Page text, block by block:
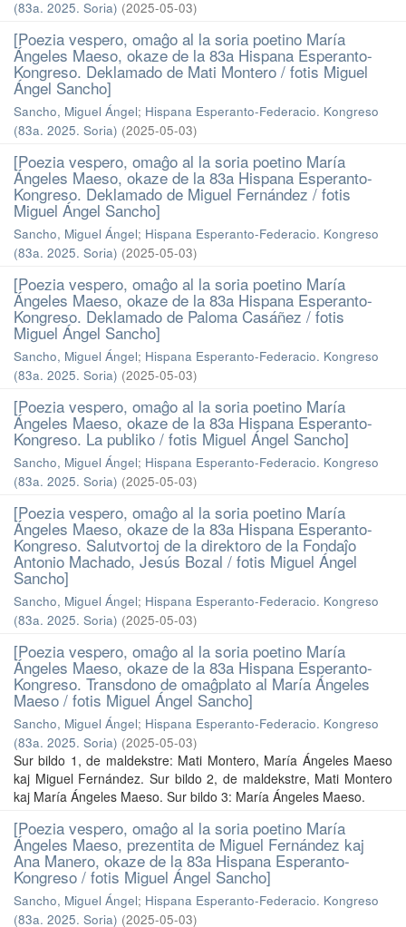
(83a. 2025. Soria) (2025-05-03)
[Poezia vespero, omaĝo al la soria poetino María
Ángeles Maeso, okaze de la 83a Hispana Esperanto-
Kongreso. Deklamado de Mati Montero / fotis Miguel
Ángel Sancho]
Sancho, Miguel Ángel; Hispana Esperanto-Federacio. Kongreso
(83a. 2025. Soria) (2025-05-03)
[Poezia vespero, omaĝo al la soria poetino María
Ángeles Maeso, okaze de la 83a Hispana Esperanto-
Kongreso. Deklamado de Miguel Fernández / fotis
Miguel Ángel Sancho]
Sancho, Miguel Ángel; Hispana Esperanto-Federacio. Kongreso
(83a. 2025. Soria) (2025-05-03)
[Poezia vespero, omaĝo al la soria poetino María
Ángeles Maeso, okaze de la 83a Hispana Esperanto-
Kongreso. Deklamado de Paloma Casáñez / fotis
Miguel Ángel Sancho]
Sancho, Miguel Ángel; Hispana Esperanto-Federacio. Kongreso
(83a. 2025. Soria) (2025-05-03)
[Poezia vespero, omaĝo al la soria poetino María
Ángeles Maeso, okaze de la 83a Hispana Esperanto-
Kongreso. La publiko / fotis Miguel Ángel Sancho]
Sancho, Miguel Ángel; Hispana Esperanto-Federacio. Kongreso
(83a. 2025. Soria) (2025-05-03)
[Poezia vespero, omaĝo al la soria poetino María
Ángeles Maeso, okaze de la 83a Hispana Esperanto-
Kongreso. Salutvortoj de la direktoro de la Fondaĵo
Antonio Machado, Jesús Bozal / fotis Miguel Ángel
Sancho]
Sancho, Miguel Ángel; Hispana Esperanto-Federacio. Kongreso
(83a. 2025. Soria) (2025-05-03)
[Poezia vespero, omaĝo al la soria poetino María
Ángeles Maeso, okaze de la 83a Hispana Esperanto-
Kongreso. Transdono de omaĝplato al María Ángeles
Maeso / fotis Miguel Ángel Sancho]
Sancho, Miguel Ángel; Hispana Esperanto-Federacio. Kongreso
(83a. 2025. Soria) (2025-05-03)
Sur bildo 1, de maldekstre: Mati Montero, María Ángeles Maeso
kaj Miguel Fernández. Sur bildo 2, de maldekstre, Mati Montero
kaj María Ángeles Maeso. Sur bildo 3: María Ángeles Maeso.
[Poezia vespero, omaĝo al la soria poetino María
Ángeles Maeso, prezentita de Miguel Fernández kaj
Ana Manero, okaze de la 83a Hispana Esperanto-
Kongreso / fotis Miguel Ángel Sancho]
Sancho, Miguel Ángel; Hispana Esperanto-Federacio. Kongreso
(83a. 2025. Soria) (2025-05-03)